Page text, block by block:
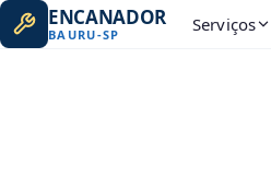
ENCANADOR
BAURU-SP Serviços